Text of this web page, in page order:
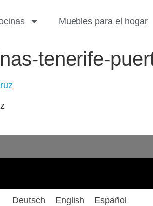
Muebles para el hogar
tenerife-
Deutsch English Español